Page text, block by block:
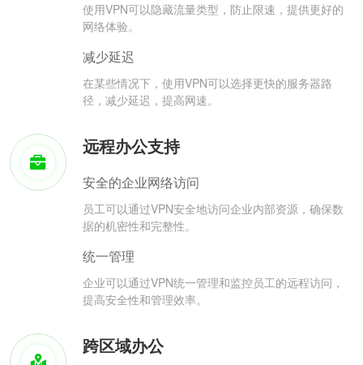
使用VPN可以隐藏流量类型，防止限速，提供更好的
网络体验。
减少延迟
在某些情况下，使用VPN可以选择更快的服务器路
径，减少延迟，提高网速。
远程办公支持
安全的企业网络访问
员工可以通过VPN安全地访问企业内部资源，确保数
据的机密性和完整性。
统一管理
企业可以通过VPN统一管理和监控员工的远程访问，
提高安全性和管理效率。
跨区域办公